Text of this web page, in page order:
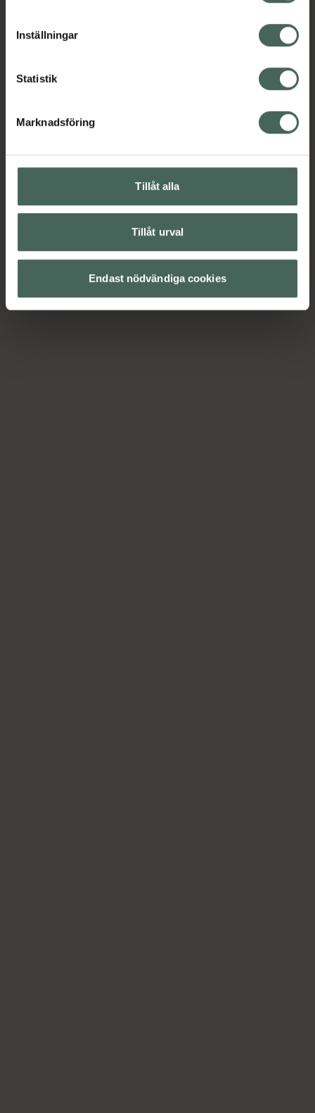
cookieinställningar. Ett återkallat samtycke påverkar inte
lagligheten av behandling som skett innan återkallelsen.
Inställningar
Statistik
Marknadsföring
Tillåt alla
Tillåt urval
Endast nödvändiga cookies